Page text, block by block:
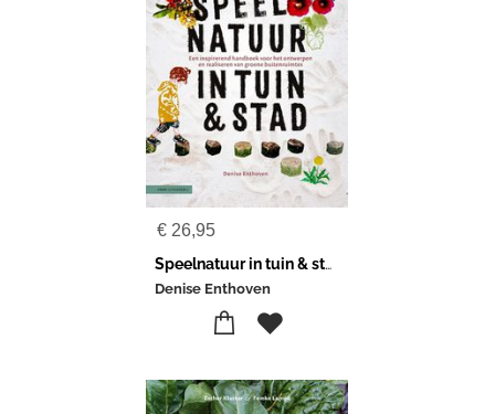
€ 26,95
Speelnatuur in tuin & stad
Denise Enthoven